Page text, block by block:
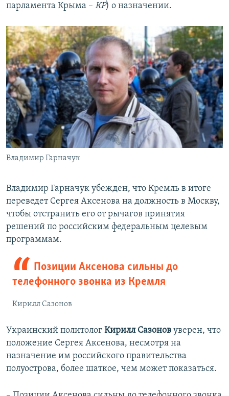
парламента Крыма – КР) о назначении.
Владимир Гарначук
Владимир Гарначук убежден, что Кремль в итоге
переведет Сергея Аксенова на должность в Москву,
чтобы отстранить его от рычагов принятия
решений по российским федеральным целевым
программам.
Позиции Аксенова сильны до
телефонного звонка из Кремля
Кирилл Сазонов
Украинский политолог Кирилл Сазонов уверен, что
положение Сергея Аксенова, несмотря на
назначение им российского правительства
полуострова, более шаткое, чем может показаться.